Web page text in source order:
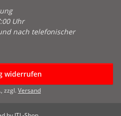
Uhr
nach telefonischer
widerrufen
zzgl. Versand